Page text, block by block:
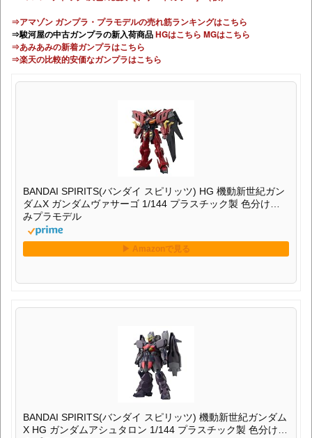
⇒アマゾン ガンプラ・プラモデルの売れ筋ランキングはこちら
⇒駿河屋の中古ガンプラの新入荷商品HGはこちら MGはこちら
⇒あみあみの新着ガンプラはこちら
⇒楽天の比較的安価なガンプラはこちら
BANDAI SPIRITS(バンダイ スピリッツ) HG 機動新世紀ガン
ダムX ガンダムヴァサーゴ 1/144 プラスチック製 色分け済
みプラモデル
BANDAI SPIRITS(バンダイ スピリッツ) 機動新世紀ガンダム
X HG ガンダムアシュタロン 1/144 プラスチック製 色分け済